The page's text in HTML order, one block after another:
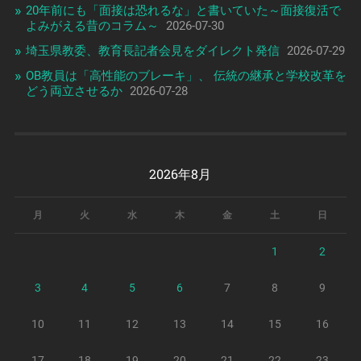
20年前にも「面接は恐れるな」と書いていた～面接復活で
よみがえる昔のコラム～
2026-07-30
埼玉県教委、教育長記者会見をダイレクト発信 2026-07-29
OB教員は「高性能のブレーキ」、 伝統の継承と学校改革を
どう両立させるか 2026-07-28
2026年8月
月 火 水 木 金 土 日
1 2
3 4 5 6 7 8 9
10 11 12 13 14 15 16